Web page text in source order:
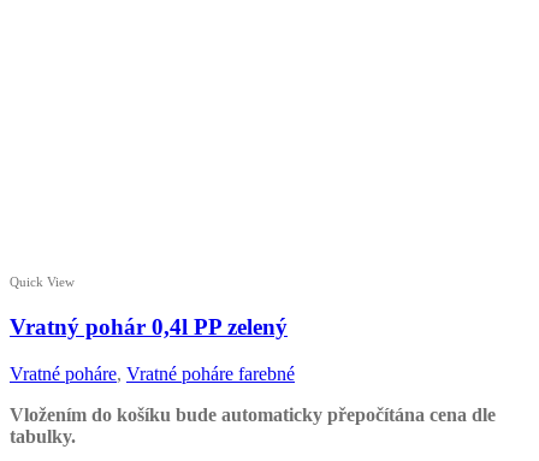
Quick View
Vratný pohár 0,4l PP zelený
Vratné poháre, Vratné poháre farebné
Vložením do košíku bude automaticky přepočítána cena dle
tabulky.